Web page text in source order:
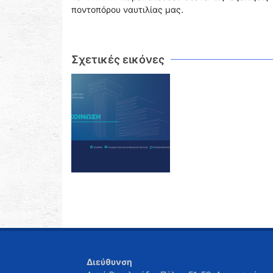
ποντοπόρου ναυτιλίας μας.
Σχετικές εικόνες
Διεύθυνση